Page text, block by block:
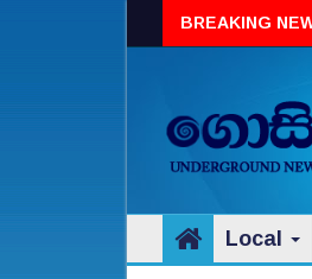
BREAKING
Local